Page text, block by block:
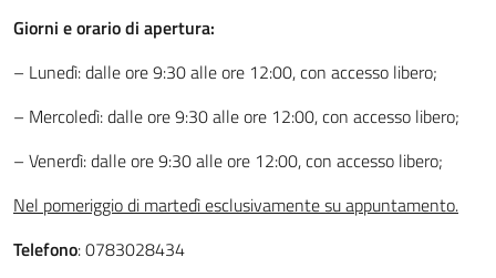
Giorni e orario di apertura:
– Lunedì: dalle ore 9:30 alle ore 12:00, con accesso libero;
– Mercoledì: dalle ore 9:30 alle ore 12:00, con accesso libero;
– Venerdì: dalle ore 9:30 alle ore 12:00, con accesso libero;
Nel pomeriggio di martedì esclusivamente su appuntamento.
Telefono: 0783028434